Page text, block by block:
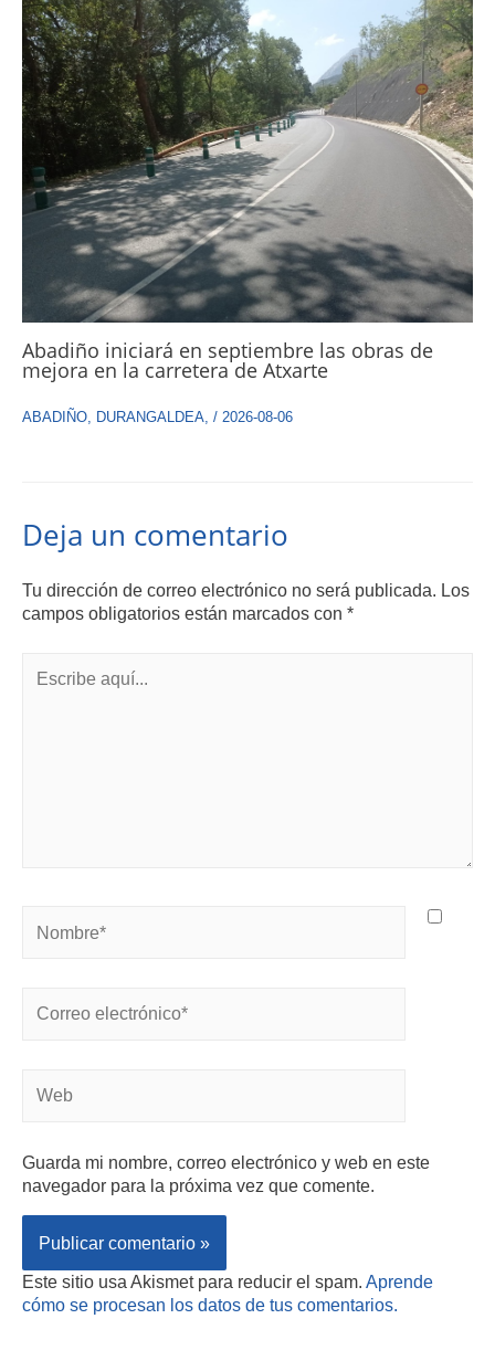
Abadiño iniciará en septiembre las obras de
mejora en la carretera de Atxarte
ABADIÑO DURANGALDEA / 2026-08-06
Deja un comentario
Tu dirección de correo electrónico no será publicada. Los
campos obligatorios están marcados con *
Guarda mi nombre, correo electrónico y web en este
navegador para la próxima vez que comente.
Este sitio usa Akismet para reducir el spam. Aprende
cómo se procesan los datos de tus comentarios.